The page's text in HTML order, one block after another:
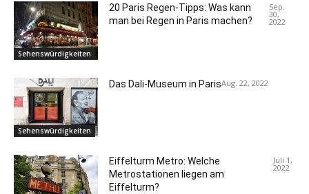
Sehenswürdigkeiten
20 Paris Regen-Tipps: Was kann
man bei Regen in Paris machen?
Sep.
30,
2022
Sehenswürdigkeiten
Das Dali-Museum in ParisAug. 22, 2022
Eiffelturm Metro: Welche
Metrostationen liegen am
Eiffelturm?
Juli 1,
2022